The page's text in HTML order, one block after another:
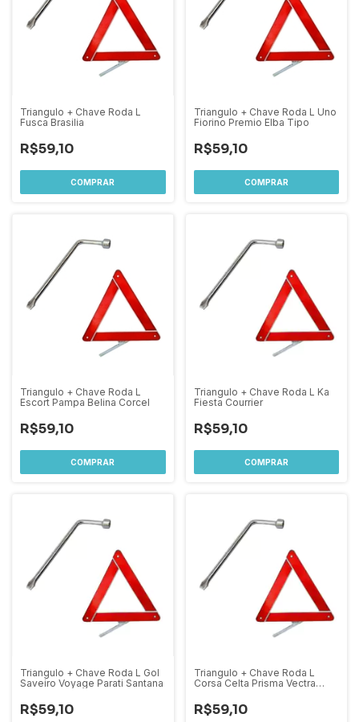
Triangulo + Chave Roda L
Fusca Brasilia
R$59,10
Triangulo + Chave Roda L Uno
Fiorino Premio Elba Tipo
R$59,10
Triangulo + Chave Roda L
Escort Pampa Belina Corcel
R$59,10
Triangulo + Chave Roda L Ka
Fiesta Courrier
R$59,10
Triangulo + Chave Roda L Gol
Saveiro Voyage Parati Santana
R$59,10
Triangulo + Chave Roda L
Corsa Celta Prisma Vectra
R$59,10